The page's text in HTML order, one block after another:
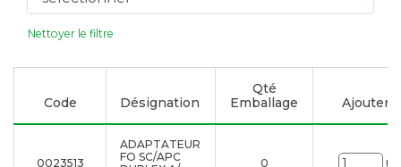
Nettoyer le filtre
Code Désignation
Qté
Emballage
Ajouter
0023513
ADAPTATEUR
FO SC/APC
0